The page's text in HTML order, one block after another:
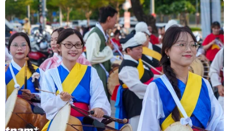
Sẽ thi công đồng loạt Dự
án cao tốc Vinh-Thanh
Thủy trong tháng 9
06/08/2026 12:25
Chưa đầu tư mở rộng Quốc
lộ 1 đoạn Bạc Liêu-Cà Mau
giai đoạn 2026-2030
06/08/2026 12:24